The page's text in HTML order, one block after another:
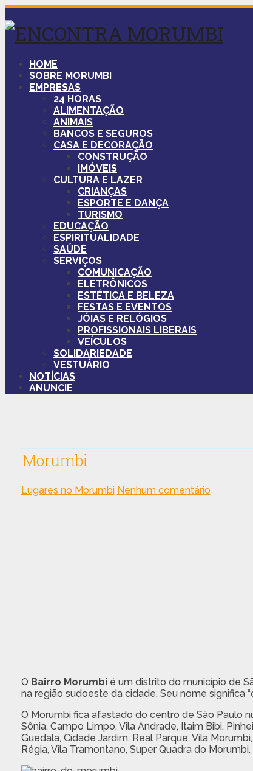
HOME
SOBRE MORUMBI
EMPRESAS
24 HORAS
ALIMENTAÇÃO
ANIMAIS
BANCOS E SEGUROS
CASA E DECORAÇÃO
CONSTRUÇÃO
IMÓVEIS
CULTURA E LAZER
CRIANÇAS
ESPORTE E DANÇA
TURISMO
EDUCAÇÃO
ESPIRITUALIDADE
SAÚDE
SERVIÇOS
COMUNICAÇÃO
ELETRÔNICOS
ESTÉTICA E BELEZA
FESTAS E EVENTOS
JÓIAS E RELÓGIOS
PROFISSIONAIS LIBERAIS
VEÍCULOS
SOLIDARIEDADE
VESTUÁRIO
NOTÍCIAS
ANUNCIE
Morumbi
Lugares no Morumbi Nenhum comentário
O Bairro Morumbié um distrito do município de
na região sudoeste da cidade. Seu nome significa
O Morumbi fica afastado do centro de São Paulo
Sônia, Campo Limpo, Vila Andrade, Itaim Bibi,
Guedala, Cidade Jardim, Real Parque, Vila
Régia, Vila Tramontano, Super Quadra do Morumbi.